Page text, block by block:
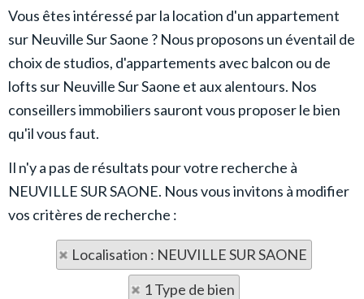
Vous êtes intéressé par la location d'un appartement
sur Neuville Sur Saone ? Nous proposons un éventail de
choix de studios, d'appartements avec balcon ou de
lofts sur Neuville Sur Saone et aux alentours. Nos
conseillers immobiliers sauront vous proposer le bien
qu'il vous faut.
Il n'y a pas de résultats pour votre recherche à
NEUVILLE SUR SAONE. Nous vous invitons à modifier
vos critères de recherche :
Localisation : NEUVILLE SUR SAONE
1 Type de bien